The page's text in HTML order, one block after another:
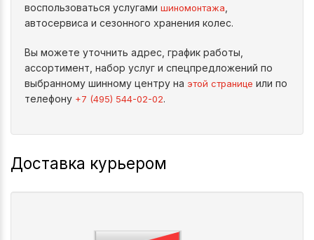
воспользоваться услугами шиномонтажа
автосервиса и сезонного хранения колес.
Вы можете уточнить адрес, график работы,
ассортимент, набор услуг и спецпредложений по
выбранному шинному центру на этой странице или по
телефону +7 (495) 544-02-02.
Доставка курьером